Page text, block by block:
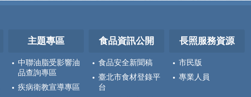
主題專區
中聯油脂受影響油
品查詢專區
疾病衛教宣導專區
食品資訊公開
食品安全新聞稿
臺北市食材登錄平
台
長照服務資源
市民版
專業人員